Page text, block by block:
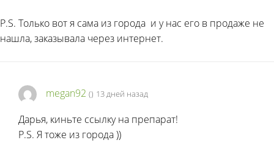
P.S. Только вот я сама из города и у нас его в продаже не
нашла, заказывала через интернет.
megan92 () 13 дней назад
Дарья, киньте ссылку на препарат!
P.S. Я тоже из города))